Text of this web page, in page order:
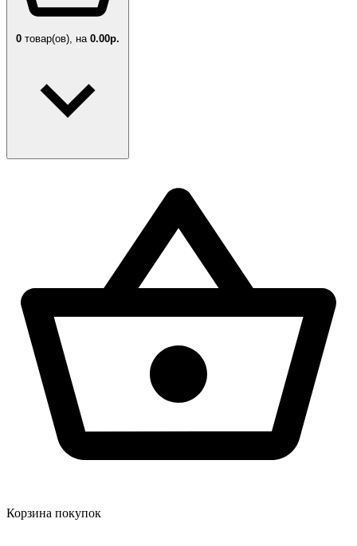
0 товар(ов), на 0.00р.
Корзина покупок